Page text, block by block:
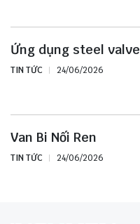
Ứng dụng steel valve
TIN TỨC 24/06/2026
Van Bi Nối Ren
TIN TỨC 24/06/2026